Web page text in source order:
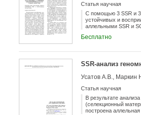
Статья научная
С помощью 3 SSR и 3
устойчивых и
аллельными SSR и
молекулярной
значением 1,70.
Уникальность
Бесплатно
SSR-анализ
Статья научная
В результате
(селекционный
построена